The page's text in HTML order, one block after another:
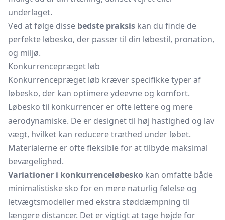
underlaget.
Ved at følge disse bedste praksis kan du finde de
perfekte løbesko, der passer til din løbestil, pronation,
og miljø.
Konkurrencepræget løb
Konkurrencepræget løb kræver specifikke typer af
løbesko, der kan optimere ydeevne og komfort.
Løbesko til konkurrencer er ofte lettere og mere
aerodynamiske. De er designet til høj hastighed og lav
vægt, hvilket kan reducere træthed under løbet.
Materialerne er ofte fleksible for at tilbyde maksimal
bevægelighed.
Variationer i konkurrenceløbesko kan omfatte både
minimalistiske sko for en mere naturlig følelse og
letvægtsmodeller med ekstra støddæmpning til
længere distancer. Det er vigtigt at tage højde for